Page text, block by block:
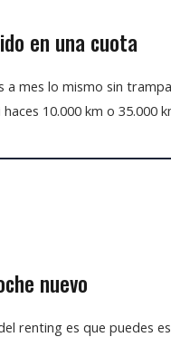
en una cuota
a mes lo mismo sin
10.000 km o 35.000
nuevo
renting es que puedes